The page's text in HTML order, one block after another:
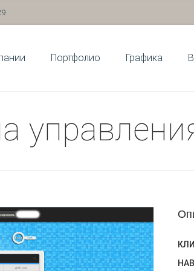
Портфолио Графика